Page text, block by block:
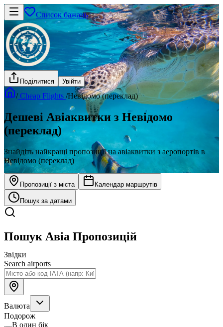
Список бажань
Поділитися Увійти
/Cheap Flights /Невідомо (переклад)
Дешеві Авіаквитки з Невідомо
(переклад)
Знайдіть найкращі пропозиції на авіаквитки з аеропортів в
Невідомо (переклад)
Пропозиції з міста Календар маршрутів
Пошук за датами
Пошук Авіа Пропозицій
Звідки
Search airports
Валюта
Подорож
В один бік